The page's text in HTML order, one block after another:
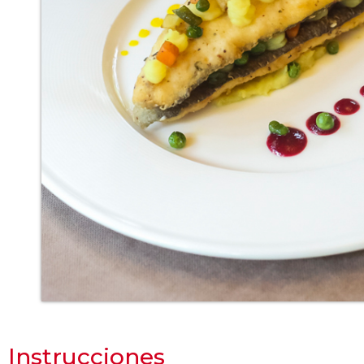
Instrucciones